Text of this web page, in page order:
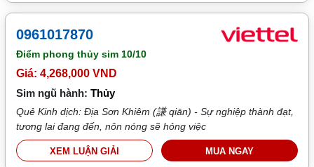
0961017870
Điểm phong thủy sim 10/10
Giá: 4,268,000 VND
Sim ngũ hành:Thủy
Quẻ Kinh dịch: Địa Sơn Khiêm (謙 qiān) - Sự nghiệp thành đạt,
tương lai đang đến, nôn nóng sẽ hỏng việc
XEM LUẬN GIẢI MUA NGAY